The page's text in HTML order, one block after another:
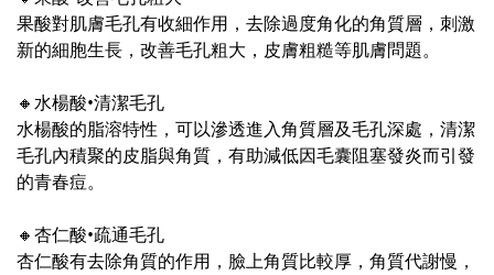
果酸對肌膚毛孔有收細作用，去除過度角化的角質層，刺激
新的細胞生長，改善毛孔粗大，皮膚粗糙等肌膚問題。
🔸水楊酸•清潔毛孔
水楊酸的脂溶特性，可以滲透進入角質層及毛孔深處，清潔
毛孔內積聚的皮脂與角質，有助減低因毛囊阻塞發炎而引發
的青春痘。
🔸杏仁酸•疏通毛孔
杏仁酸有去除角質的作用，臉上角質比較厚，角質代謝慢，